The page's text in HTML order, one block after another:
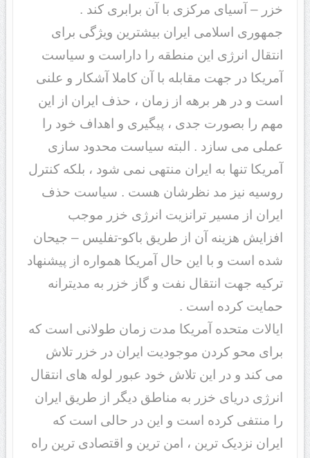
خزر – آسیای مرکزی با آن برابری کند .
جمهوری اسلامی ایران بیشترین ویژگی برای
انتقال انرژی این منطقه را داراست و سیاست
آمریکا در جهت مقابله با آن کاملا آشکار و علنی
است و در هر برهه از زمان ، حذف ایران از این
مهم را بصورت جدی ، پیگیری و اهداف خود را
عملی می سازد . البته سیاست محدود سازی
آمریکا تنها به ایران منتهی نمی شود ، بلکه کنترل
روسیه نیز مد نظرشان هست . سیاست حذف
ایران از مسیر ترانزیت انرژی خزر موجب
افزایش هزینه آن از طریق باکو-تفلیس – جیحان
شده است و با این حال آمریکا همواره از پیشنهاد
ترکیه جهت انتقال نفت و گاز خزر به مدیترانه
حمایت کرده است .
ایالات متحده آمریکا مدت زمان طولانی است که
برای محو کردن موجودیت ایران در خزر تلاش
می کند و در این تلاش خود عبور لوله های انتقال
انرژی دریای خزر به مناطق دیگر از طریق ایران
را منتفی کرده است و این در حالی است که
ایران نزدیک ترین ، امن ترین و اقتصادی ترین راه